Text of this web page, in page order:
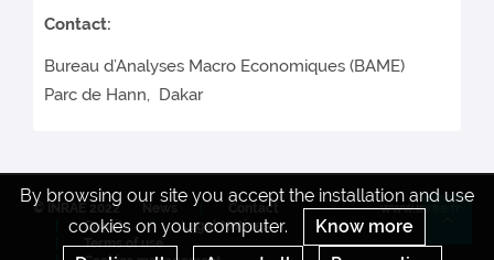
Contact:
Bureau d’Analyses Macro Economiques (BAME)
Parc de Hann, Dakar
By browsing our site you accept the installation and use
cookies on your computer.
Know more
© INRAE 2022
Contact
Credits
Legal Notices
Terms of use
www.inrae.fr